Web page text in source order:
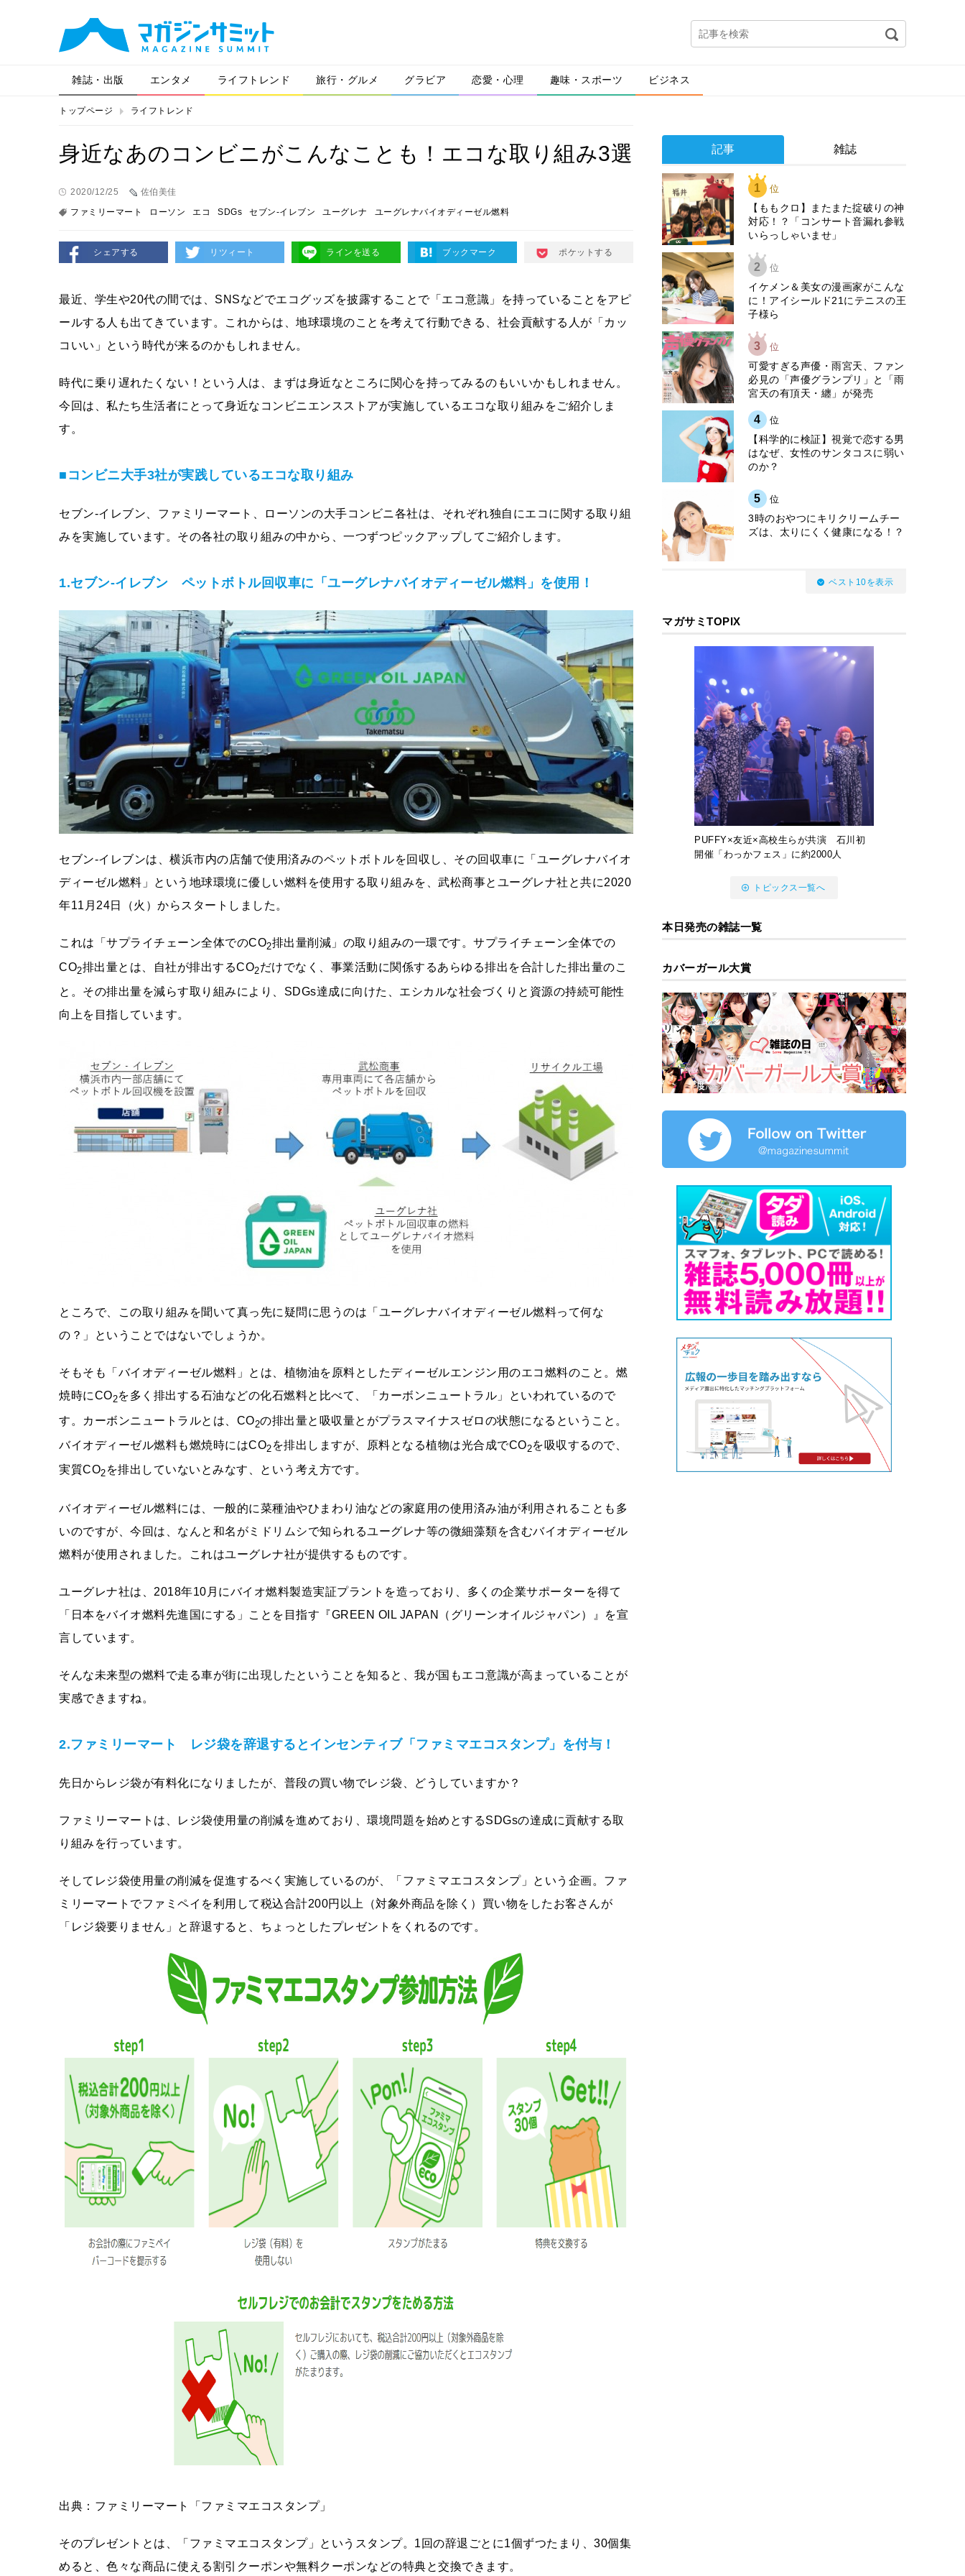
雑誌・出版 エンタメ ライフトレンド 旅行・グルメ グラビア 恋愛・心理 趣味・スポーツ ビジネス
トップページ ライフトレンド
身近なあのコンビニがこんなことも！エコな取り組み3選
2020/12/25
佐伯美佳
ファミリーマート
ローソン エコ SDGs セブン-イレブン ユーグレナ ユーグレナバイオディーゼル燃料
シェアする リツィート ラインを送る ブックマーク ポケットする
最近、学生や20代の間では、SNSなどでエコグッズを披露することで「エコ意識」を持っていることをアピ
ールする人も出てきています。これからは、地球環境のことを考えて行動できる、社会貢献する人が「カッ
コいい」という時代が来るのかもしれません。
時代に乗り遅れたくない！という人は、まずは身近なところに関心を持ってみるのもいいかもしれません。
今回は、私たち生活者にとって身近なコンビニエンスストアが実施しているエコな取り組みをご紹介しま
す。
■コンビニ大手3社が実践しているエコな取り組み
セブン‐イレブン、ファミリーマート、ローソンの大手コンビニ各社は、それぞれ独自にエコに関する取り組
みを実施しています。その各社の取り組みの中から、一つずつピックアップしてご紹介します。
1.セブン‐イレブン ペットボトル回収車に「ユーグレナバイオディーゼル燃料」を使用！
セブン-イレブンは、横浜市内の店舗で使用済みのペットボトルを回収し、その回収車に「ユーグレナバイオ
ディーゼル燃料」という地球環境に優しい燃料を使用する取り組みを、武松商事とユーグレナ社と共に2020
年11月24日（火）からスタートしました。
これは「サプライチェーン全体でのCO2排出量削減」の取り組みの一環です。サプライチェーン全体での
CO2排出量とは、自社が排出するCO2だけでなく、事業活動に関係するあらゆる排出を合計した排出量のこ
と。その排出量を減らす取り組みにより、SDGs達成に向けた、エシカルな社会づくりと資源の持続可能性
向上を目指しています。
ところで、この取り組みを聞いて真っ先に疑問に思うのは「ユーグレナバイオディーゼル燃料って何な
の？」ということではないでしょうか。
そもそも「バイオディーゼル燃料」とは、植物油を原料としたディーゼルエンジン用のエコ燃料のこと。燃
焼時にCO2を多く排出する石油などの化石燃料と比べて、「カーボンニュートラル」といわれているので
す。カーボンニュートラルとは、CO2の排出量と吸収量とがプラスマイナスゼロの状態になるということ。
バイオディーゼル燃料も燃焼時にはCO2 を排出しますが、原料となる植物は光合成でCO2を吸収するので、
実質CO2 を排出していないとみなす、という考え方です。
バイオディーゼル燃料には、一般的に菜種油やひまわり油などの家庭用の使用済み油が利用されることも多
いのですが、今回は、なんと和名がミドリムシで知られるユーグレナ等の微細藻類を含むバイオディーゼル
燃料が使用されました。これはユーグレナ社が提供するものです。
ユーグレナ社は、2018年10月にバイオ燃料製造実証プラントを造っており、多くの企業サポーターを得て
「日本をバイオ燃料先進国にする」ことを目指す『GREEN OIL JAPAN（グリーンオイルジャパン）』を宣
言しています。
そんな未来型の燃料で走る車が街に出現したということを知ると、我が国もエコ意識が高まっていることが
実感できますね。
2.ファミリーマート レジ袋を辞退するとインセンティブ「ファミマエコスタンプ」を付与！
先日からレジ袋が有料化になりましたが、普段の買い物でレジ袋、どうしていますか？
ファミリーマートは、レジ袋使用量の削減を進めており、環境問題を始めとするSDGsの達成に貢献する取
り組みを行っています。
そしてレジ袋使用量の削減を促進するべく実施しているのが、「ファミマエコスタンプ」という企画。ファ
ミリーマートでファミペイを利用して税込合計200円以上（対象外商品を除く）買い物をしたお客さんが
「レジ袋要りません」と辞退すると、ちょっとしたプレゼントをくれるのです。
出典：ファミリーマート「ファミマエコスタンプ」
そのプレゼントとは、「ファミマエコスタンプ」というスタンプ。1回の辞退ごとに1個ずつたまり、30個集
めると、色々な商品に使える割引クーポンや無料クーポンなどの特典と交換できます。
記事 雑誌
1 位
【ももクロ】またまた掟破りの神
対応！？「コンサート音漏れ参戦
いらっしゃいませ」
2 位
イケメン＆美女の漫画家がこんな
に！アイシールド21にテニスの王
子様ら
3 位
可愛すぎる声優・雨宮天、ファン
必見の「声優グランプリ」と「雨
宮天の有頂天・纏」が発売
4 位
【科学的に検証】視覚で恋する男
はなぜ、女性のサンタコスに弱い
のか？
5 位
3時のおやつにキリクリームチー
ズは、太りにくく健康になる！？
ベスト10を表示
マガサミTOPIX
PUFFY×友近×高校生らが共演 石川初
開催「わっかフェス」に約2000人
トピックス一覧へ
本日発売の雑誌一覧
カバーガール大賞